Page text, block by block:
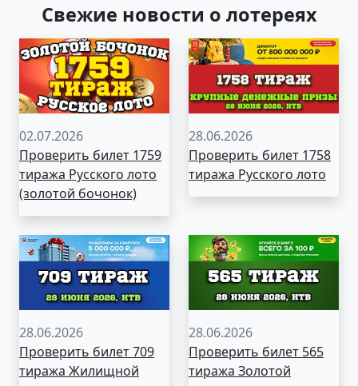
Свежие новости о лотереях
02.07.2026
Проверить билет 1759
тиража Русского лото
(золотой бочонок)
28.06.2026
Проверить билет 1758
тиража Русского лото
28.06.2026
Проверить билет 709
тиража Жилищной
28.06.2026
Проверить билет 565
тиража Золотой